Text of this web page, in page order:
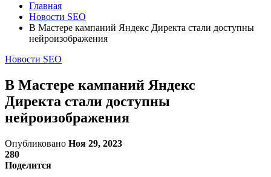
Главная
Новости SEO
В Мастере кампаний Яндекс Директа стали доступны
нейроизображения
Новости SEO
В Мастере кампаний Яндекс
Директа стали доступны
нейроизображения
Опубликовано Ноя 29, 2023
280
Поделится